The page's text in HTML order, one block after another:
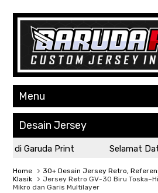
Menu
Desain Jersey
di Garuda Print Selamat
Home
30+ Desain Jersey Retro,
Klasik
Jersey Retro GV-30 Biru
Mikro dan Garis Multilayer